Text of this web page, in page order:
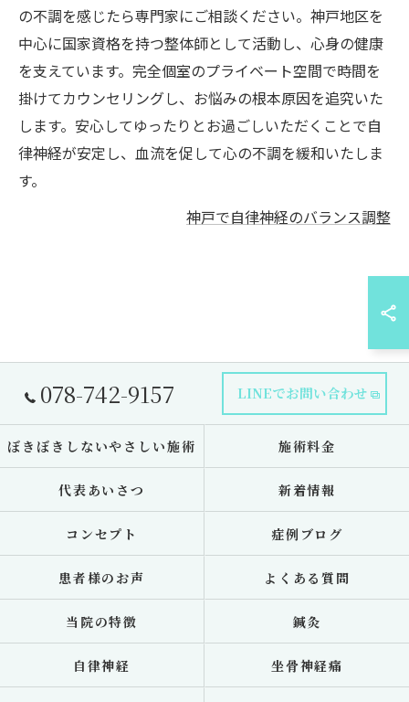
の不調を感じたら専門家にご相談ください。神戸地区を
中心に国家資格を持つ整体師として活動し、心身の健康
を支えています。完全個室のプライベート空間で時間を
掛けてカウンセリングし、お悩みの根本原因を追究いた
します。安心してゆったりとお過ごしいただくことで自
律神経が安定し、血流を促して心の不調を緩和いたしま
す。
神戸で自律神経のバランス調整
078-742-9157 LINEでお問い合わせ
ぼきぼきしないやさしい施術 施術料金
代表あいさつ 新着情報
コンセプト 症例ブログ
患者様のお声 よくある質問
当院の特徴 鍼灸
自律神経 坐骨神経痛